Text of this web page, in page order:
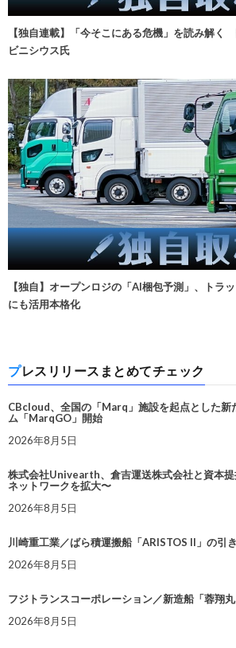
【独自連載】「今そこにある危機」を読み解く
ビニシウス氏
【独自】オープンロジの「AI梱包予測」、トラ
にも活用本格化
プレスリリースまとめてチェック
CBcloud、全国の「Marq」施設を起点とした新
ム「MarqGO」開始
2026年8月5日
株式会社Univearth、倉吉運送株式会社と資本
ネットワークを拡大〜
2026年8月5日
川崎重工業／ばら積運搬船「ARISTOS II」の引
2026年8月5日
フジトランスコーポレーション／新造船「蓉翔
2026年8月5日